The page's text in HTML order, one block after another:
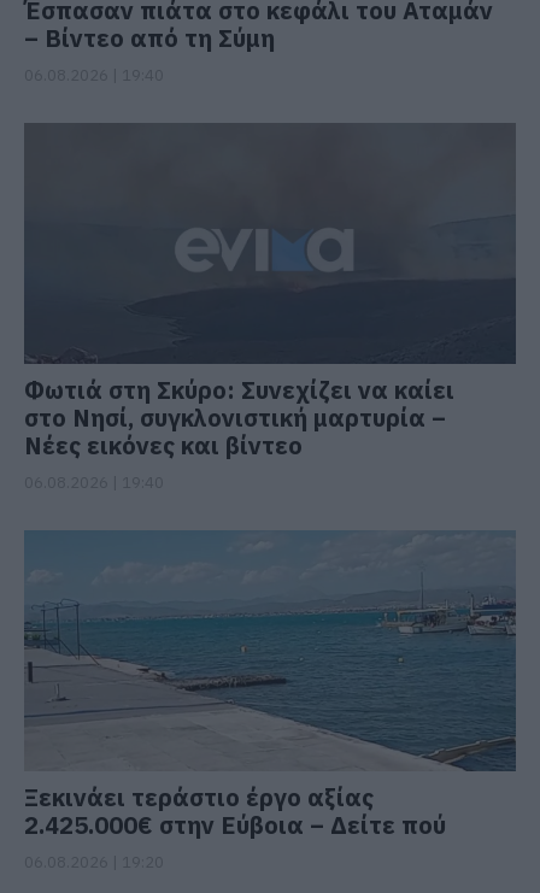
Έσπασαν πιάτα στο κεφάλι του Αταμάν
– Βίντεο από τη Σύμη
Φωτιά στη Σκύρο: Συνεχίζει να καίει
στο Νησί, συγκλονιστική μαρτυρία –
Νέες εικόνες και βίντεο
Ξεκινάει τεράστιο έργο αξίας
2.425.000€ στην Εύβοια – Δείτε πού